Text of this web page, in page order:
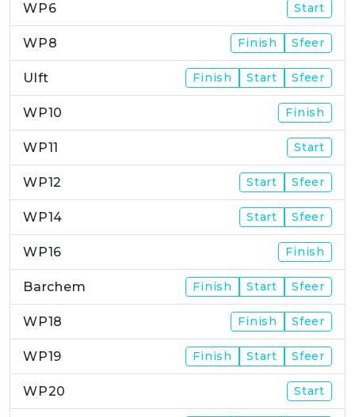
WP6 Start
WP8 Finish Sfeer
Ulft Finish Start Sfeer
WP10 Finish
WP11 Start
WP12 Start Sfeer
WP14 Start Sfeer
WP16 Finish
Barchem Finish Start Sfeer
WP18 Finish Sfeer
WP19 Finish Start Sfeer
WP20 Start